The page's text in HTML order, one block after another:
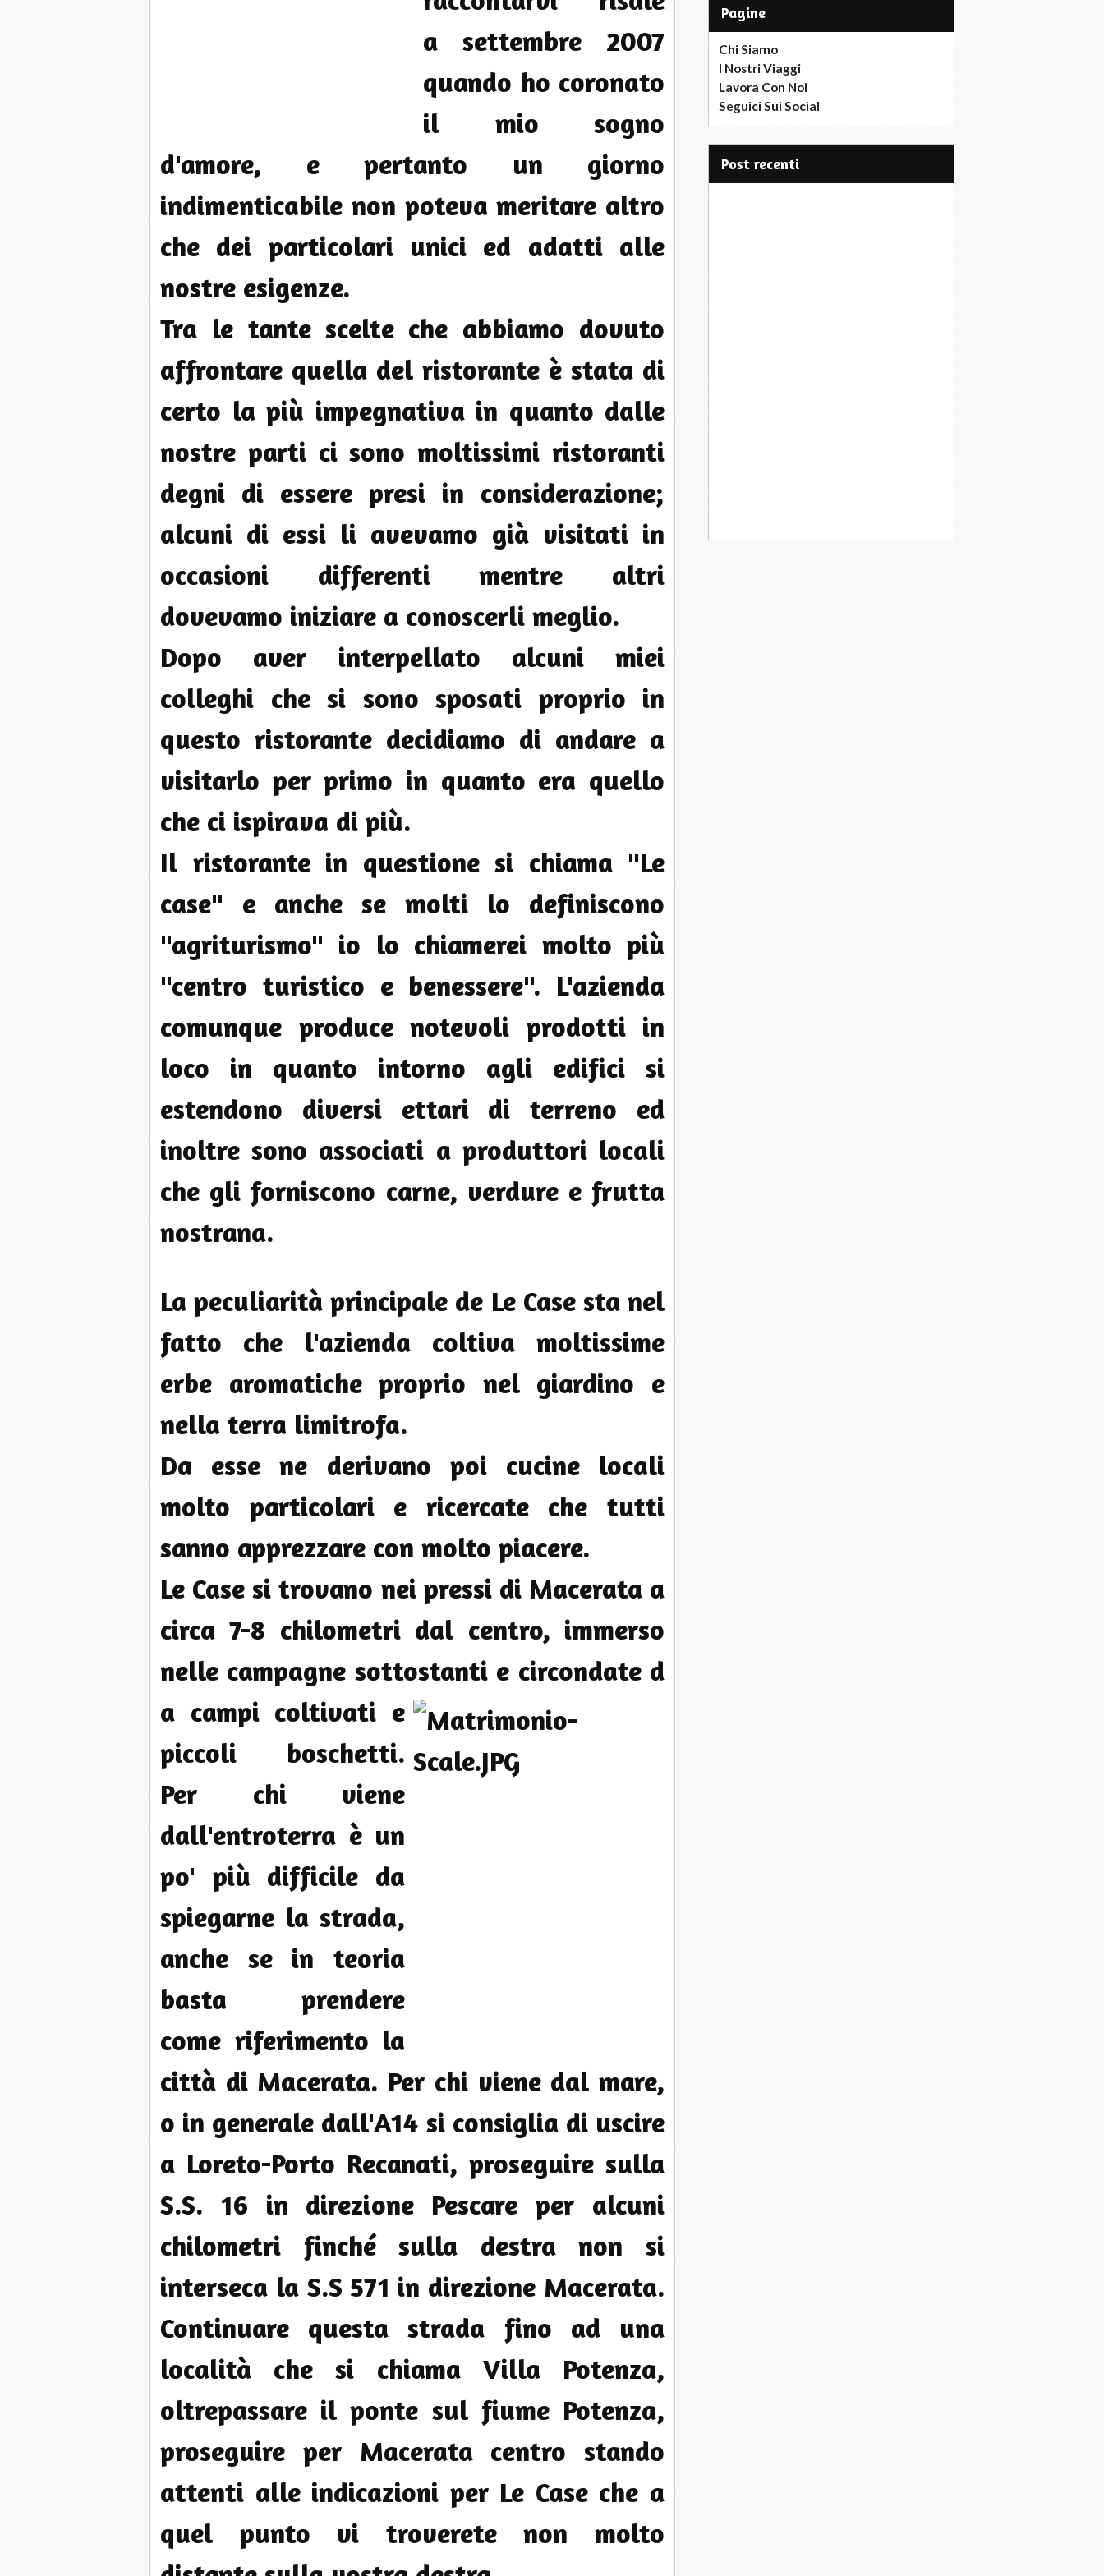
a settembre 2007
quando ho coronato
il mio sogno
d'amore, e pertanto un giorno
indimenticabile non poteva meritare altro
che dei particolari unici ed adatti alle
nostre esigenze.
Tra le tante scelte che abbiamo dovuto
affrontare quella del ristorante è stata di
certo la più impegnativa in quanto dalle
nostre parti ci sono moltissimi ristoranti
degni di essere presi in considerazione;
alcuni di essi li avevamo già visitati in
occasioni differenti mentre altri
dovevamo iniziare a conoscerli meglio.
Dopo aver interpellato alcuni miei
colleghi che si sono sposati proprio in
questo ristorante decidiamo di andare a
visitarlo per primo in quanto era quello
che ci ispirava di più.
Il ristorante in questione si chiama "Le
case" e anche se molti lo definiscono
"agriturismo" io lo chiamerei molto più
"centro turistico e benessere". L'azienda
comunque produce notevoli prodotti in
loco in quanto intorno agli edifici si
estendono diversi ettari di terreno ed
inoltre sono associati a produttori locali
che gli forniscono carne, verdure e frutta
nostrana.
La peculiarità principale de Le Case sta nel
fatto che l'azienda coltiva moltissime
erbe aromatiche proprio nel giardino e
nella terra limitrofa.
Da esse ne derivano poi cucine locali
molto particolari e ricercate che tutti
sanno apprezzare con molto piacere.
Le Case si trovano nei pressi di Macerata a
circa 7-8 chilometri dal centro, immerso
nelle campagne sottostanti e circondate d
a campi coltivati e
piccoli boschetti.
Per chi viene
dall'entroterra è un
po' più difficile da
spiegarne la strada,
anche se in teoria
basta prendere
come riferimento la
città di Macerata. Per chi viene dal mare,
o in generale dall'A14 si consiglia di uscire
a Loreto-Porto Recanati, proseguire sulla
S.S. 16 in direzione Pescare per alcuni
chilometri finché sulla destra non si
interseca la S.S 571 in direzione Macerata.
Continuare questa strada fino ad una
località che si chiama Villa Potenza,
oltrepassare il ponte sul fiume Potenza,
proseguire per Macerata centro stando
attenti alle indicazioni per Le Case che a
quel punto vi troverete non molto
Pagine
Chi Siamo
I Nostri Viaggi
Lavora Con Noi
Seguici Sui Social
post recenti